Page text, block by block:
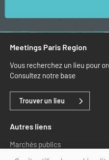
Meetings Paris Region
Vous recherchez un lieu pour
Consultez notre base
Trouver un lieu
Autres liens
Marchés publics